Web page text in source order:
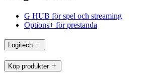
G HUB för spel och streaming
Options+ för prestanda
Logitech
Köp produkter